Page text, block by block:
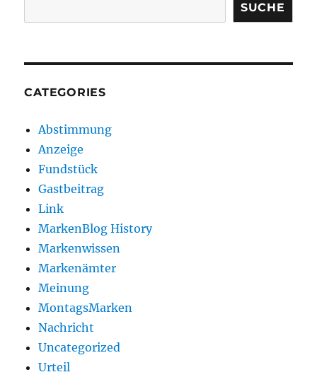
SUCHE
CATEGORIES
Abstimmung
Anzeige
Fundstück
Gastbeitrag
Link
MarkenBlog History
Markenwissen
Markenämter
Meinung
MontagsMarken
Nachricht
Uncategorized
Urteil